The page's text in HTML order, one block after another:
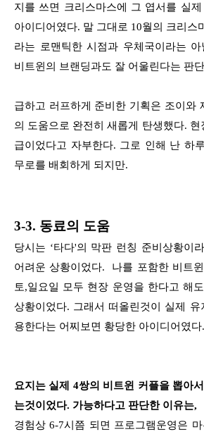
지를 쓰면 크리스마스에 그 엽서를 실
아이디어였다. 말 그대로 10월의 크리스
라는 로맨틱한 시점과 우체국이라는 아
비트윈의 브랜딩과도 잘 어울린다는 판
급하고 러프하게 준비한 기획은 조이와
의 도움으로 완전히 새롭게 탄생했다. 현
급이었다고 자부한다. 그로 인해 난 하
무로를 배회하게 되지만.
3-3. 동료의 도움
당시는 ‘타다'의 막판 런칭 준비상황이
어려운 상황이었다. 나를 포함한 비트윈
토,일요일 모두 현장 운영을 한다고 해
상황이었다. 그래서 떠올린것이 실제
용한다는 어찌보면 황당한 아이디어였다.
요지는 실제 4쌍의 비트윈 커플을 뽑아
는것이었다. 가능하다고 판단한 이유는,
경험상 6-7시쯤 되면 프로그램운영은